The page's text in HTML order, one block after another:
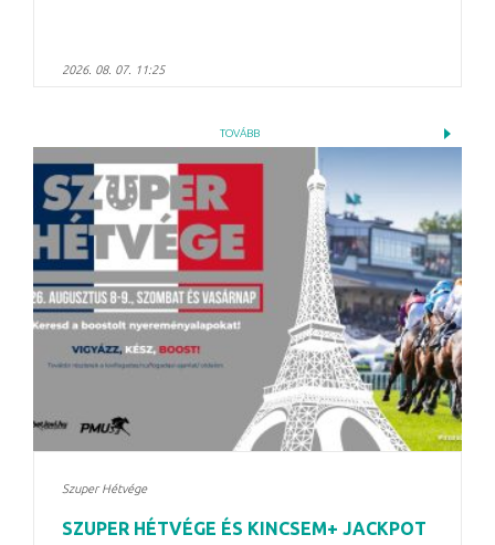
2026. 08. 07. 11:25
TOVÁBB
Szuper Hétvége
SZUPER HÉTVÉGE ÉS KINCSEM+ JACKPOT